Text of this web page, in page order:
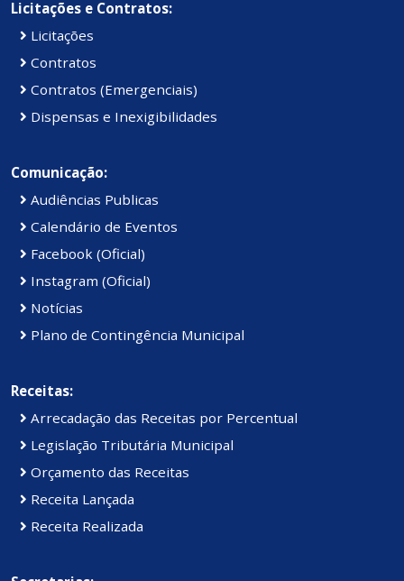
Licitações e Contratos:
Licitações
Contratos
Contratos (Emergenciais)
Dispensas e Inexigibilidades
Comunicação:
Audiências Publicas
Calendário de Eventos
Facebook (Oficial)
Instagram (Oficial)
Notícias
Plano de Contingência Municipal
Receitas:
Arrecadação das Receitas por Percentual
Legislação Tributária Municipal
Orçamento das Receitas
Receita Lançada
Receita Realizada